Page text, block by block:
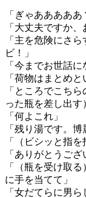
「ぎゃああああ
「大丈夫ですか、
「主を危険にさ
ビ！」
「今までお世話
「荷物はまとめと
「ところでこち
った瓶を差し出す
「何よこれ」
「残り湯です。博
「（ビシッと指を
「ありがとうござ
「（瓶を受け取
に手を当てて」
「女だてらに男ら